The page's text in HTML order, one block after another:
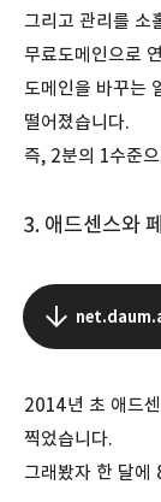
그리고 관리를 소
무료도메인으로
도메인을 바꾸는
떨어졌습니다.
즉, 2분의 1수준
3. 애드센스와
2014년 초 애드
찍었습니다.
그래봤자 한 달에